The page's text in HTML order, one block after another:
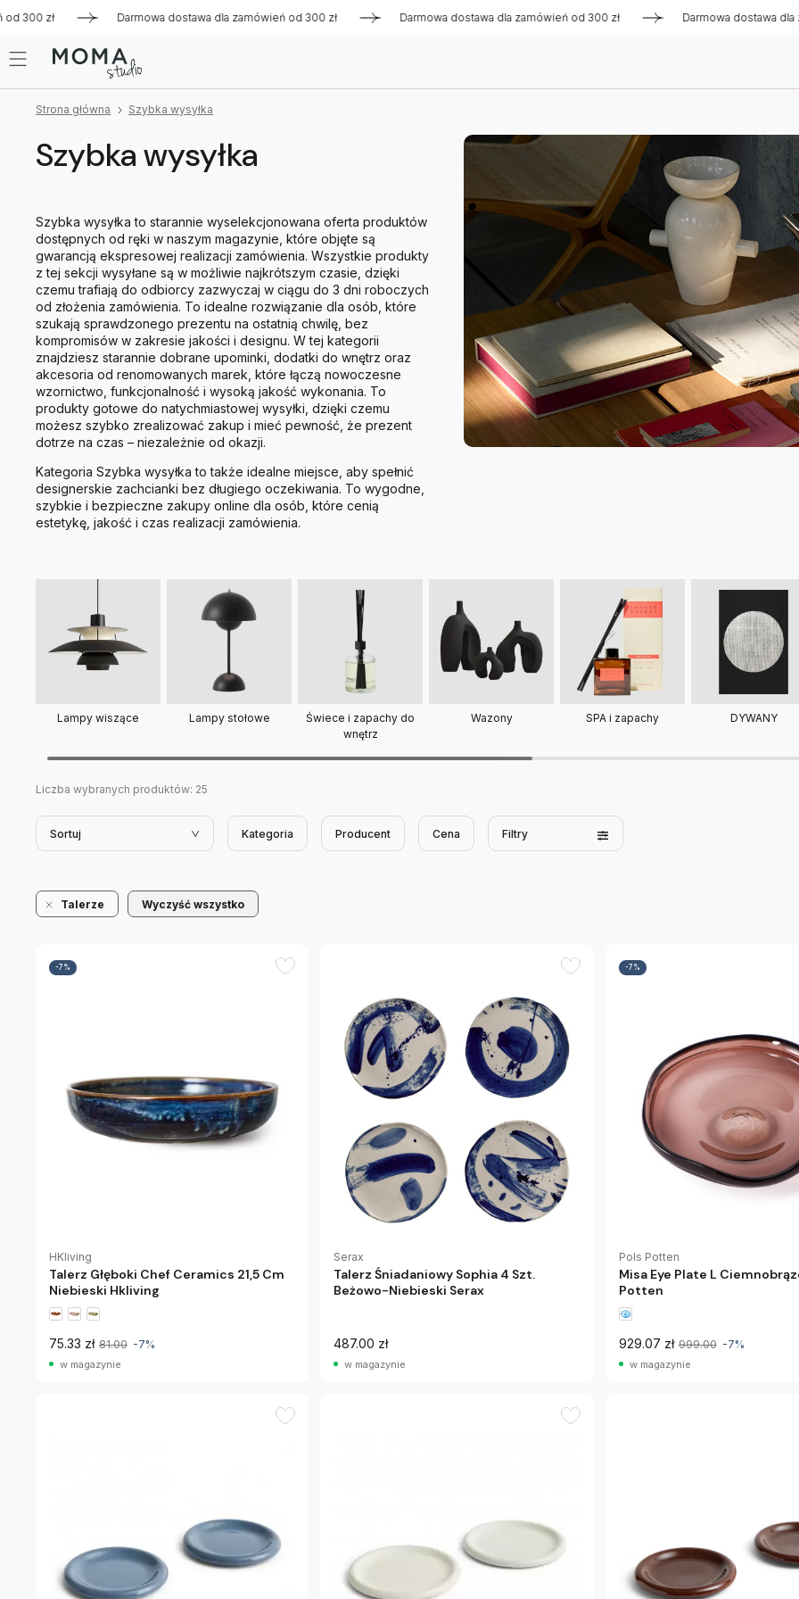
Darmowa dostawa dla zamówień od 300 zł Darmowa dostawa dla zamówień od 300 zł Darmowa dostawa dla
Strona główna Szybka wysyłka
Szybka wysyłka
Szybka wysyłka to starannie wyselekcjonowana oferta produktów
dostępnych od ręki w naszym magazynie, które objęte są
gwarancją ekspresowej realizacji zamówienia. Wszystkie produkty
z tej sekcji wysyłane są w możliwie najkrótszym czasie, dzięki
czemu trafiają do odbiorcy zazwyczaj w ciągu do 3 dni roboczych
od złożenia zamówienia. To idealne rozwiązanie dla osób, które
szukają sprawdzonego prezentu na ostatnią chwilę, bez
kompromisów w zakresie jakości i designu. W tej kategorii
znajdziesz starannie dobrane upominki, dodatki do wnętrz oraz
akcesoria od renomowanych marek, które łączą nowoczesne
wzornictwo, funkcjonalność i wysoką jakość wykonania. To
produkty gotowe do natychmiastowej wysyłki, dzięki czemu
możesz szybko zrealizować zakup i mieć pewność, że prezent
dotrze na czas – niezależnie od okazji.
Kategoria Szybka wysyłka to także idealne miejsce, aby spełnić
designerskie zachcianki bez długiego oczekiwania. To wygodne,
szybkie i bezpieczne zakupy online dla osób, które cenią
estetykę, jakość i czas realizacji zamówienia.
Lampy wiszące Lampy stołowe
Świece i zapachy do
wnętrz
Wazony SPA i zapachy DYWANY
Liczba wybranych produktów: 25
Sortuj Kategoria Producent Cena Filtry
Talerze Wyczyść wszystko
-7%
HKliving
Talerz Głęboki Chef Ceramics 21,5 Cm
Niebieski Hkliving
75.33 zł 81.00 -7%
w magazynie
Serax
Talerz Śniadaniowy Sophia 4 Szt.
Beżowo-Niebieski Serax
487.00 zł
w magazynie
-7%
Pols Potten
Misa Eye Plate L
Potten
929.07 zł 999.00 -7%
w magazynie